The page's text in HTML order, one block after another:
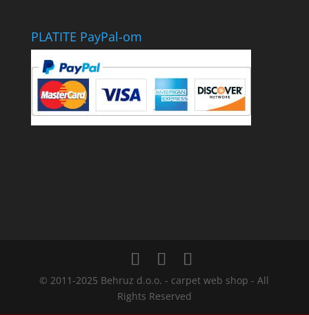
PLATITE PayPal-om
© 2011-2025 Behruz d.o.o. - carpet web shop - All
Rights Reserved